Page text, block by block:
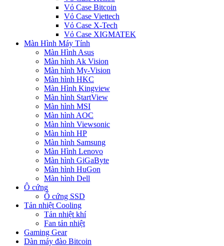
Vỏ Case Bitcoin
Vỏ Case Viettech
Vỏ Case X-Tech
Vỏ Case XIGMATEK
Màn Hình Máy Tính
Màn Hình Asus
Màn hình Ak Vision
Màn hình My-Vision
Màn hình HKC
Màn Hình Kingview
Màn hình StartView
Màn hình MSI
Màn hình AOC
Màn hình Viewsonic
Màn hình HP
Màn hình Samsung
Màn Hình Lenovo
Màn hình GiGaByte
Màn hình HuGon
Màn hình Dell
Ô cứng
Ổ cứng SSD
Tản nhiệt Cooling
Tản nhiệt khí
Fan tản nhiệt
Gaming Gear
Dàn máy đào Bitcoin